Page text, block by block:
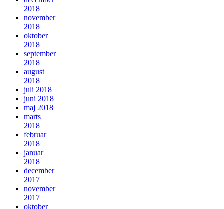
2018
november
2018
oktober
2018
september
2018
august
2018
juli 2018
juni 2018
maj 2018
marts
2018
februar
2018
januar
2018
december
2017
november
2017
oktober